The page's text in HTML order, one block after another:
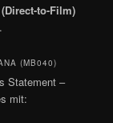
to-Film)
.
(MB040)
Statement –
mit: